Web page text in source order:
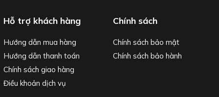
Hỗ trợ khách hàng
Hướng dẫn mua hàng
Hướng dẫn thanh toán
Chính sách giao hàng
Điều khoản dịch vụ
Chính sách
Chính sách bảo mật
Chính sách bảo hành